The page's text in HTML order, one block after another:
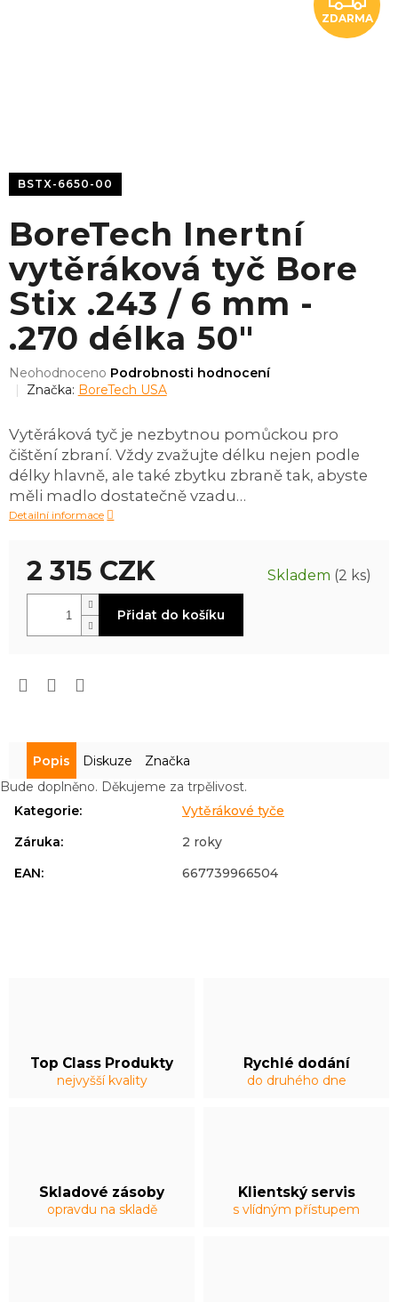
D
ZDARMA
BoreTech Inertní
vytěráková tyč Bore
Stix .243 / 6 mm -
.270 délka 50"
BSTX-6650-00
Průměrné
hodnocení
0,0
z
5
hvězdiček.
Neohodnoceno Podrobnosti hodnocení
Značka: BoreTech USA
2 315 CZK Skladem (2 ks)
Přidat do košíku
Vytěráková tyč je nezbytnou pomůckou pro
čištění zbraní. Vždy zvažujte délku nejen podle
délky hlavně, ale také zbytku zbraně tak, abyste
měli madlo dostatečně vzadu…
Detailní informace
Top Class Produkty
nejvyšší kvality
Rychlé dodání
do druhého dne
Skladové zásoby
opravdu na skladě
Klientský servis
s vlídným přístupem
Popis Diskuze
Značka
Bude doplněno. Děkujeme za trpělivost.
Kategorie:
Vytěrákové tyče
Záruka:
2 roky
EAN: 667739966504